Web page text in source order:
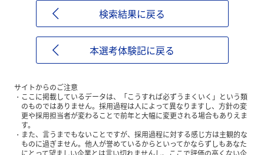
検索結果に戻る
本選考体験記に戻る
サイトからのご注意
ここに掲載しているデータは、「こうすれば必ずうまくいく」という類
のものではありません。採用過程は人によって異なりますし、方針の変
更や採用担当者が変わることで前年と大幅に変更される場合もありえま
す。
また、言うまでもないことですが、採用過程に対する感じ方は主観的な
ものに過ぎません。他人が誉めているからといってかならずしもあなた